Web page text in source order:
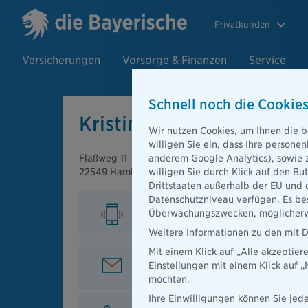
Privatkunden
Versicherungen Vorsorge & Finanzen Service
Kristina Horstmann
Flaßweg 11
22549 Hamburg
Mobil
0176/61968926
E-Mail
Schnell noch die
Wir nutzen Cookies, um Ihnen die
willigen Sie ein, dass Ihre
anderem Google Analytics),
willigen Sie durch Klick auf den
Drittstaaten außerhalb der EU und
Datenschutzniveau verfügen. Es
Überwachungszwecken,
Weitere Informationen zu den mit
Mit einem Klick auf „Alle
Einstellungen mit einem Klick auf
möchten.
Ihre Einwilligungen können Sie